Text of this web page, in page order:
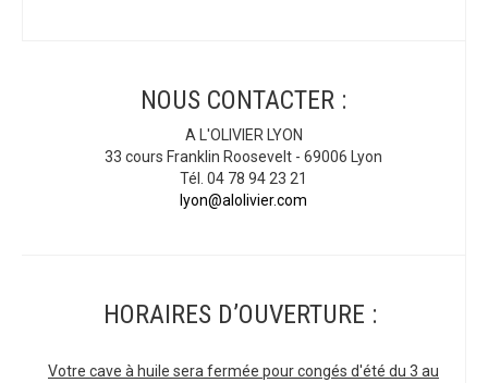
NOUS CONTACTER :
A L'OLIVIER LYON
33 cours Franklin Roosevelt - 69006 Lyon
Tél. 04 78 94 23 21
lyon@alolivier.com
HORAIRES D’OUVERTURE :
Votre cave à huile sera fermée pour congés d'été du 3 au